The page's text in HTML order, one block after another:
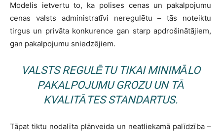
Modelis ietvertu to, ka polises cenas un pakalpojumu
cenas valsts administratīvi neregulētu – tās noteiktu
tirgus un privāta konkurence gan starp apdrošinātājiem,
gan pakalpojumu sniedzējiem.
VALSTS REGULĒTU TIKAI MINIMĀLO
PAKALPOJUMU GROZU UN TĀ
KVALITĀTES STANDARTUS.
Tāpat tiktu nodalīta plānveida un neatliekamā palīdzība –